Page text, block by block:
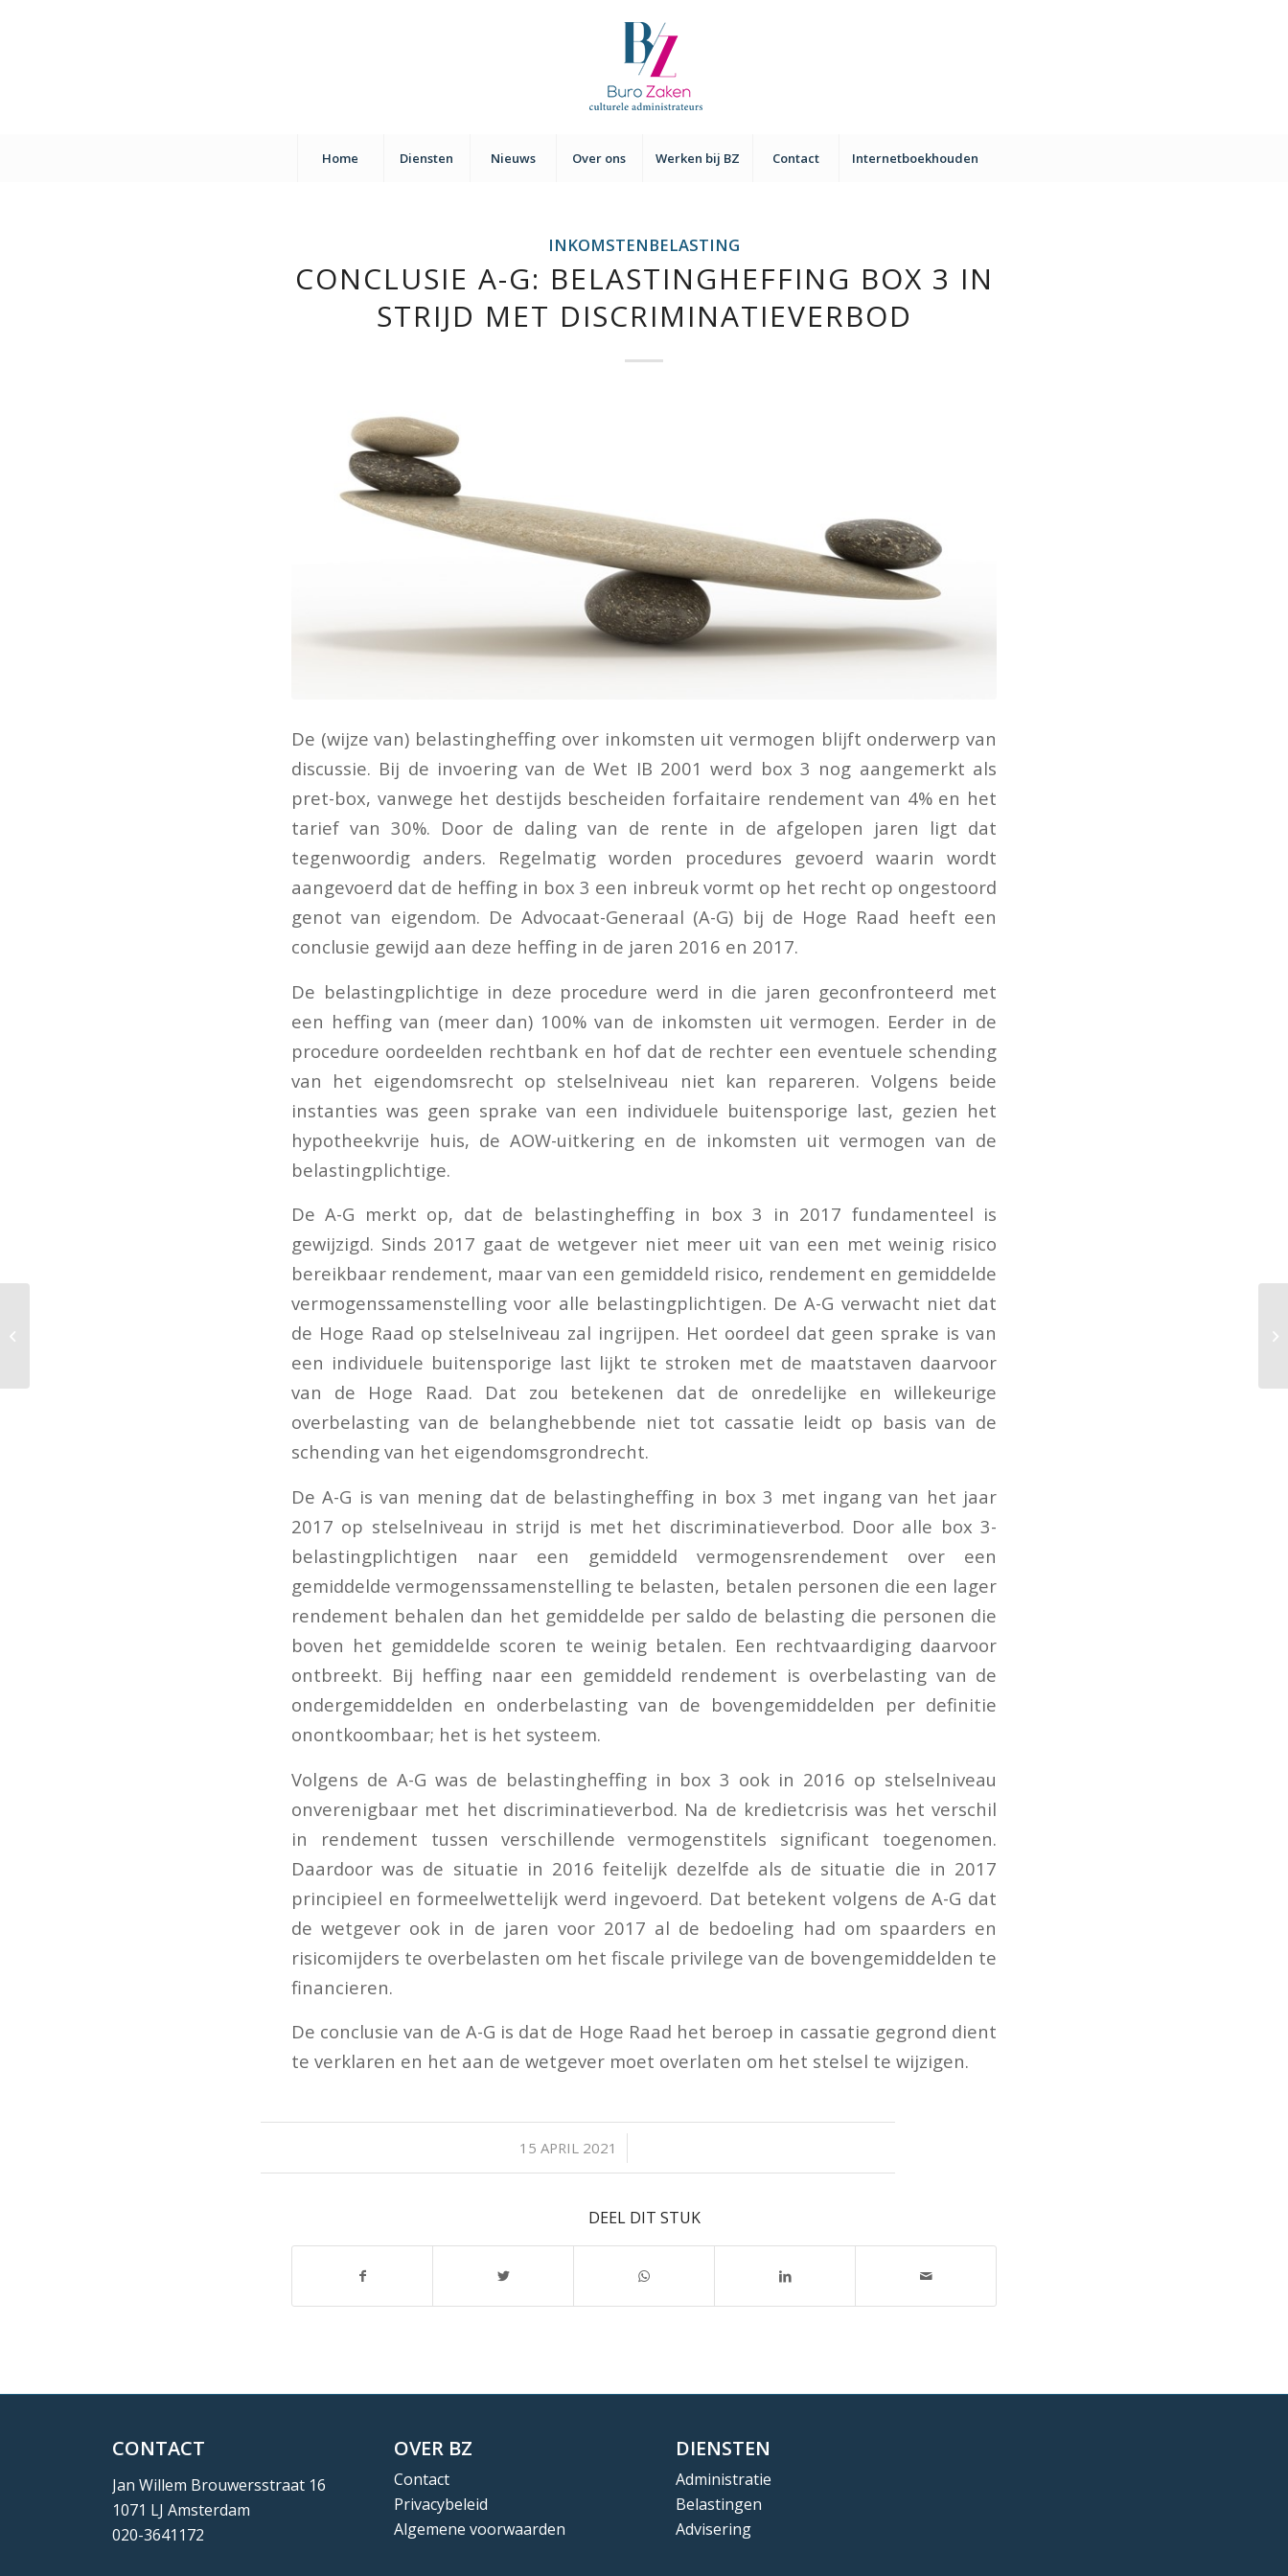
Home Diensten Nieuws Over ons Werken bij BZ Contact Internetboekhouden
INKOMSTENBELASTING
CONCLUSIE A-G: BELASTINGHEFFING BOX 3 IN
STRIJD MET DISCRIMINATIEVERBOD
De (wijze van) belastingheffing over inkomsten uit vermogen blijft onderwerp van
discussie. Bij de invoering van de Wet IB 2001 werd box 3 nog aangemerkt als
pret-box, vanwege het destijds bescheiden forfaitaire rendement van 4% en het
tarief van 30%. Door de daling van de rente in de afgelopen jaren ligt dat
tegenwoordig anders. Regelmatig worden procedures gevoerd waarin wordt
aangevoerd dat de heffing in box 3 een inbreuk vormt op het recht op ongestoord
genot van eigendom. De Advocaat-Generaal (A-G) bij de Hoge Raad heeft een
conclusie gewijd aan deze heffing in de jaren 2016 en 2017.
De belastingplichtige in deze procedure werd in die jaren geconfronteerd met
een heffing van (meer dan) 100% van de inkomsten uit vermogen. Eerder in de
procedure oordeelden rechtbank en hof dat de rechter een eventuele schending
van het eigendomsrecht op stelselniveau niet kan repareren. Volgens beide
instanties was geen sprake van een individuele buitensporige last, gezien het
hypotheekvrije huis, de AOW-uitkering en de inkomsten uit vermogen van de
belastingplichtige.
De A-G merkt op, dat de belastingheffing in box 3 in 2017 fundamenteel is
gewijzigd. Sinds 2017 gaat de wetgever niet meer uit van een met weinig risico
bereikbaar rendement, maar van een gemiddeld risico, rendement en gemiddelde
vermogenssamenstelling voor alle belastingplichtigen. De A-G verwacht niet dat
de Hoge Raad op stelselniveau zal ingrijpen. Het oordeel dat geen sprake is van
een individuele buitensporige last lijkt te stroken met de maatstaven daarvoor
van de Hoge Raad. Dat zou betekenen dat de onredelijke en willekeurige
overbelasting van de belanghebbende niet tot cassatie leidt op basis van de
schending van het eigendomsgrondrecht.
De A-G is van mening dat de belastingheffing in box 3 met ingang van het jaar
2017 op stelselniveau in strijd is met het discriminatieverbod. Door alle box 3-
belastingplichtigen naar een gemiddeld vermogensrendement over een
gemiddelde vermogenssamenstelling te belasten, betalen personen die een lager
rendement behalen dan het gemiddelde per saldo de belasting die personen die
boven het gemiddelde scoren te weinig betalen. Een rechtvaardiging daarvoor
ontbreekt. Bij heffing naar een gemiddeld rendement is overbelasting van de
ondergemiddelden en onderbelasting van de bovengemiddelden per definitie
onontkoombaar; het is het systeem.
Volgens de A-G was de belastingheffing in box 3 ook in 2016 op stelselniveau
onverenigbaar met het discriminatieverbod. Na de kredietcrisis was het verschil
in rendement tussen verschillende vermogenstitels significant toegenomen.
Daardoor was de situatie in 2016 feitelijk dezelfde als de situatie die in 2017
principieel en formeelwettelijk werd ingevoerd. Dat betekent volgens de A-G dat
de wetgever ook in de jaren voor 2017 al de bedoeling had om spaarders en
risicomijders te overbelasten om het fiscale privilege van de bovengemiddelden te
financieren.
De conclusie van de A-G is dat de Hoge Raad het beroep in cassatie gegrond dient
te verklaren en het aan de wetgever moet overlaten om het stelsel te wijzigen.
15 APRIL 2021
/
DEEL DIT STUK
CONTACT
Jan Willem Brouwersstraat 16
1071 LJ Amsterdam
020-3641172
OVER BZ
Contact
Privacybeleid
Algemene voorwaarden
DIENSTEN
Administratie
Belastingen
Advisering